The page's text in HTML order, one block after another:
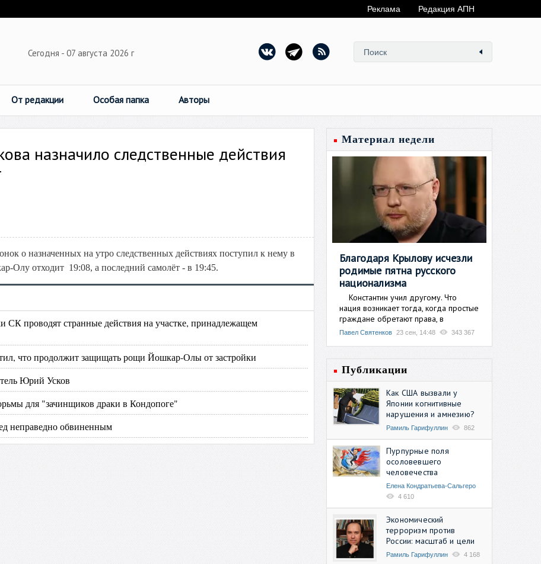
Реклама Редакция АПН
Сегодня - 07 августа 2026 г
От редакции Особая папка Авторы
назначило следственные действия
о назначенных на утро следственных действиях поступил к нему в
Олу отходит 19:08, а последний самолёт - в 19:45.
СК проводят странные действия на участке, принадлежащем
что продолжит защищать рощи Йошкар-Олы от застройки
Юрий Усков
для "зачинщиков драки в Кондопоге"
неправедно обвиненным
Материал недели
Благодаря Крылову исчезли
родимые пятна русского
национализма
Константин учил другому. Что
нация возникает тогда, когда простые
граждане обретают права, в
Павел Святенков 23 сен, 14:48 343 367
Публикации
Как США вызвали у
Японии когнитивные
нарушения и амнезию?
Рамиль Гарифуллин 862
Пурпурные поля
осоловевшего
человечества
Елена Кондратьева-Сальгеро
4 610
Экономический
терроризм против
России: масштаб и цели
Рамиль Гарифуллин 4 168